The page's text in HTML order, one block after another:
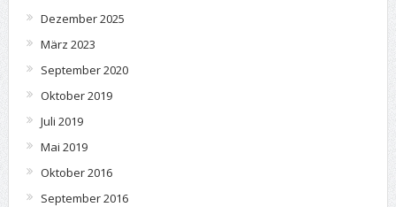
Dezember 2025
März 2023
September 2020
Oktober 2019
Juli 2019
Mai 2019
Oktober 2016
September 2016